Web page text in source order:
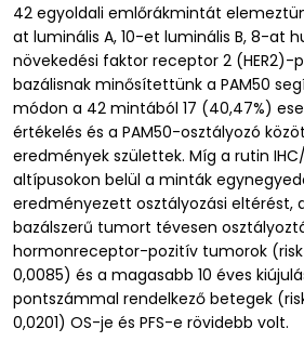
42 egyoldali emlőrákmintát
at luminális A, 10-et luminális B, 8-at
növekedési faktor receptor 2
bazálisnak minősítettünk a PAM50
módon a 42 mintából 17 (40,47%)
értékelés és a PAM50-osztályozó
eredmények születtek. Míg a rutin IHC/
altípusokon belül a minták
eredményezett osztályozási eltérést,
bazálszerű tumort tévesen
hormonreceptor-pozitív tumorok (risk
0,0085) és a magasabb 10 éves
pontszámmal rendelkező betegek
0,0201) OS-je és PFS-e rövidebb volt.